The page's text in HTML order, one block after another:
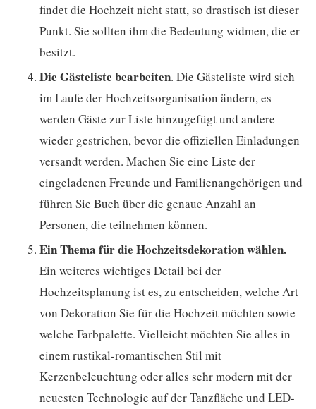
findet die Hochzeit nicht statt, so drastisch ist dieser
Punkt. Sie sollten ihm die Bedeutung widmen, die er
besitzt.
Die Gästeliste bearbeiten. Die Gästeliste wird sich
im Laufe der Hochzeitsorganisation ändern, es
werden Gäste zur Liste hinzugefügt und andere
wieder gestrichen, bevor die offiziellen Einladungen
versandt werden. Machen Sie eine Liste der
eingeladenen Freunde und Familienangehörigen und
führen Sie Buch über die genaue Anzahl an
Personen, die teilnehmen können.
Ein Thema für die Hochzeitsdekoration wählen.
Ein weiteres wichtiges Detail bei der
Hochzeitsplanung ist es, zu entscheiden, welche Art
von Dekoration Sie für die Hochzeit möchten sowie
welche Farbpalette. Vielleicht möchten Sie alles in
einem rustikal-romantischen Stil mit
Kerzenbeleuchtung oder alles sehr modern mit der
neuesten Technologie auf der Tanzfläche und LED-